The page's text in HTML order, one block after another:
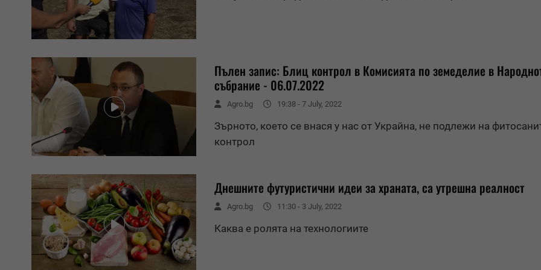
Пълен запис: Блиц контрол в Комисията по земеделие в
събрание - 06.07.2022
Agro.bg 19:38 - 7 July, 2022
Зърното, което се внася у нас от Украйна, не подлежи на
контрол
Днешните футуристични идеи за храната, са утрешна реалност
Agro.bg 11:30 - 3 July, 2022
Каква е ролята на технологиите